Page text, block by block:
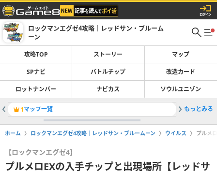
ロックマンエグゼ4攻略｜レッドサン・ブルーム
ーン
攻略TOP ストーリー マップ
SPナビ バトルチップ 改造カード
ロットナンバー ナビカス ソウルユニゾン
1マップ一覧 2ストー
もっとみる
ホーム ロックマンエグゼ4攻略｜レッドサン・ブルームーン ウイルス プルメ
【ロックマンエグゼ4】
プルメロEXの入手チップと出現場所【レッドサ